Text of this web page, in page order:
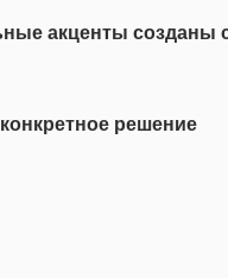
акценты
решение